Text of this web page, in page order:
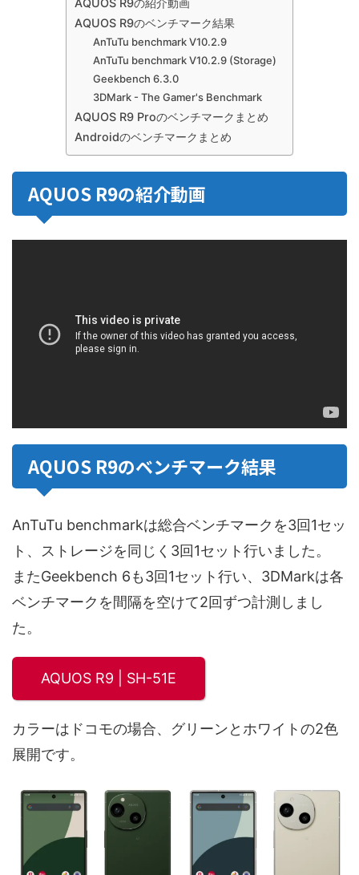
AQUOS R9の紹介動画
AQUOS R9のベンチマーク結果
AnTuTu benchmark V10.2.9
AnTuTu benchmark V10.2.9 (Storage)
Geekbench 6.3.0
3DMark - The Gamer's Benchmark
AQUOS R9 Proのベンチマークまとめ
Androidのベンチマークまとめ
AQUOS R9の紹介動画
AQUOS R9のベンチマーク結果
AnTuTu benchmarkは総合ベンチマークを3回1セッ
ト、ストレージを同じく3回1セット行いました。
またGeekbench 6も3回1セット行い、3DMarkは各
ベンチマークを間隔を空けて2回ずつ計測しまし
た。
AQUOS R9 | SH-51E
カラーはドコモの場合、グリーンとホワイトの2色
展開です。